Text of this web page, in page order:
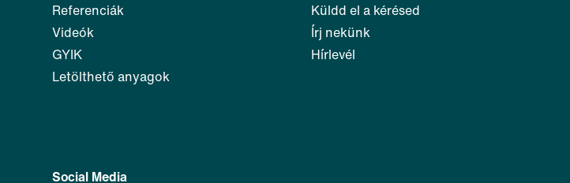
Referenciák
Videók
GYIK
Letölthető anyagok
Küldd el a kérésed
Írj nekünk
Hírlevél
Social Media